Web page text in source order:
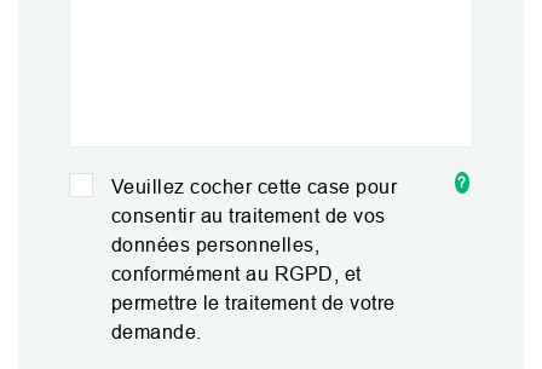
Veuillez cocher cette case pour
consentir au traitement de vos
données personnelles,
conformément au RGPD, et
permettre le traitement de votre
demande.
?